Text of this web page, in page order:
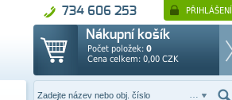
Nákupní košík
Počet položek: 0
Cena celkem: 0,00 CZK
PŘIHLÁŠENÍ
734 606 253